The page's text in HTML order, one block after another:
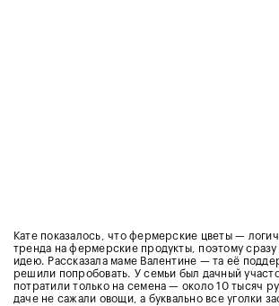
Кате показалось, что фермерские цветы —
тренда на фермерские продукты, поэтому
идею. Рассказала маме Валентине — та её
решили попробовать. У семьи был дачный
потратили только на семена — около 10 тысяч
даче не сажали овощи, а буквально все уголки